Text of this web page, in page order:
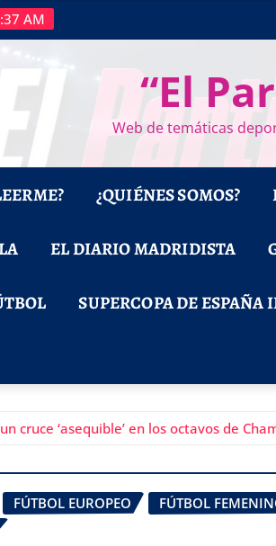
AM
“El
Web de temáticas
¿QUIÉNES SOMOS?
EL DIARIO MADRIDISTA
SUPERCOPA DE ESPAÑA
cruce ‘asequible’ en los octavos de
FÚTBOL EUROPEO
FÚTBOL